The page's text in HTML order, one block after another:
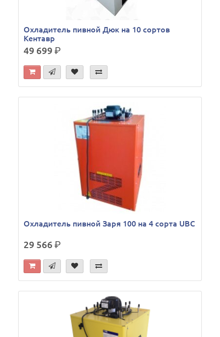
Охладитель пивной Дюк на 10 сортов
Кентавр
49 699р.
Охладитель пивной Заря 100 на 4 сорта UBC
29 566р.